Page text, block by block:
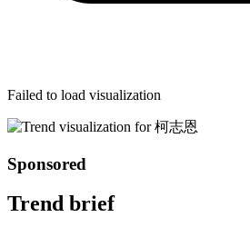
Failed to load visualization
Sponsored
Trend brief